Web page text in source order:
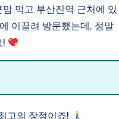
맘 먹고 부산진역 근처에 있
이끌려 방문했는데, 정말
!
고의 장점이죠!